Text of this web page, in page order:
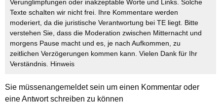
Verunglimpfungen oder inakzeptable Worte und Links. Solche
Texte schalten wir nicht frei. Ihre Kommentare werden
moderiert, da die juristische Verantwortung bei TE liegt. Bitte
verstehen Sie, dass die Moderation zwischen Mitternacht und
morgens Pause macht und es, je nach Aufkommen, zu
zeitlichen Verzögerungen kommen kann. Vielen Dank für Ihr
Verständnis. Hinweis
Sie müssenangemeldetsein um einen Kommentar oder
eine Antwort schreiben zu können